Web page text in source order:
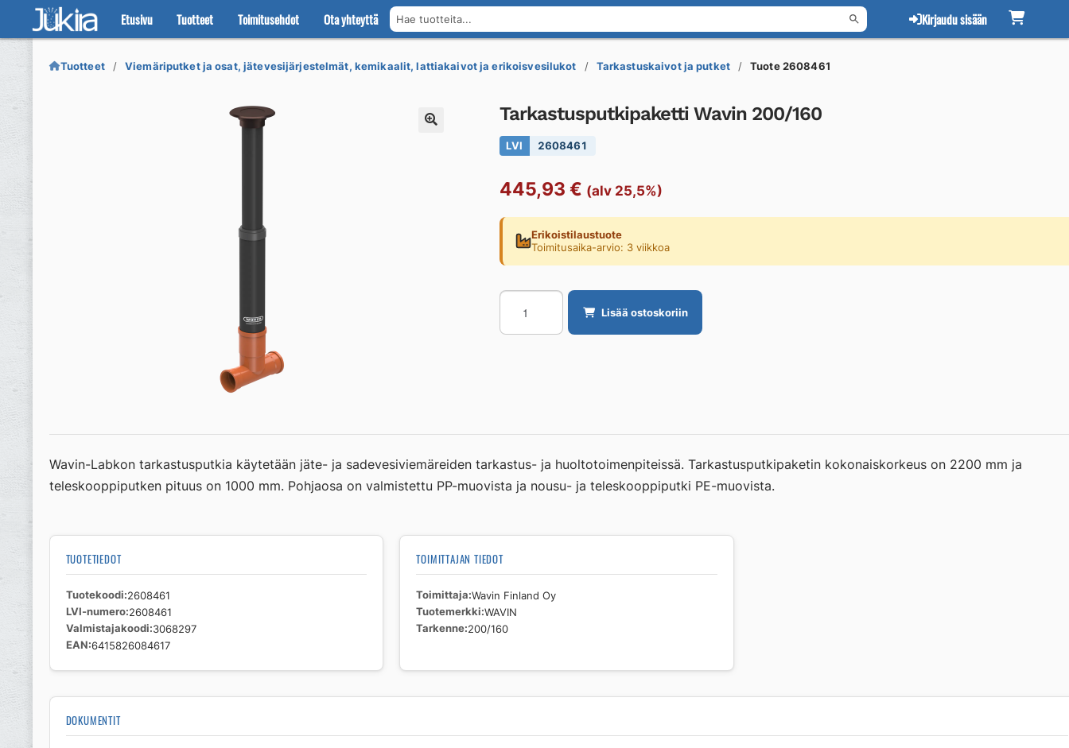
Etusivu Tuotteet Toimitusehdot Ota yhteyttä Hae tuotteita... Kirjaudu sisään
Siirry
navigointiin
Siirry
sisältöön
Tuotteet Viemäriputket ja osat, jätevesijärjestelmät, kemikaalit, lattiakaivot ja erikoisvesilukot Tarkastuskaivot ja putket Tuote 2608461
Tarkastusputkipaketti Wavin 200/160
LVI 2608461
445,93 € (alv 25,5%)
Erikoistilaustuote
Toimitusaika-arvio: 3 viikkoa
Tarkastusputkipaketti
Wavin
200/160
Lisää ostoskoriin
Wavin-Labkon tarkastusputkia käytetään jäte- ja sadevesiviemäreiden tarkastus- ja huoltotoimenpiteissä. Tarkastusputkipaketin kokonaiskorkeus on 2200 mm ja
teleskooppiputken pituus on 1000 mm. Pohjaosa on valmistettu PP-muovista ja nousu- ja teleskooppiputki PE-muovista.
TUOTETIEDOT
Tuotekoodi 2608461
LVI-numero 2608461
Valmistajakoodi 3068297
EAN 6415826084617
TOIMITTAJAN TIEDOT
Toimittaja Wavin Finland Oy
Tuotemerkki WAVIN
Tarkenne 200/160
DOKUMENTIT